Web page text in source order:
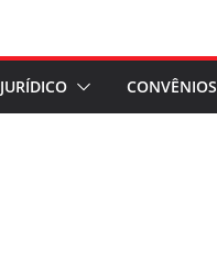
JURÍDICO CONVÊNIOS